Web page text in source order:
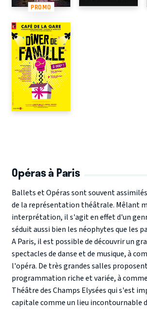
PROMO
Opéras à Paris
Ballets et Opéras sont souvent
de la représentation théâtrale. Mêlant
interprétation, il s'agit en effet d'un
séduit aussi bien les néophytes que les
A Paris, il est possible de découvrir un
spectacles de danse et de musique, à
l'opéra. De très grandes salles
programmation riche et variée, à
Théâtre des Champs Elysées qui s'est
capitale comme un lieu incontournable